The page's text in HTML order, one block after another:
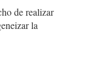
de realizar
la